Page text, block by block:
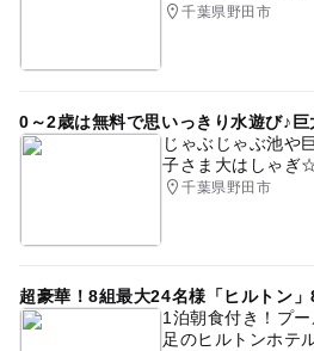
千葉県野田市
0～2歳は無料で思いっきり水遊び♪巨
じゃぶじゃぶ池や
子さま大はしゃぎ
千葉県野田市
超豪華！8組最大24名様「ヒルトン
1泊朝食付き！プ
足のヒルトンホテ